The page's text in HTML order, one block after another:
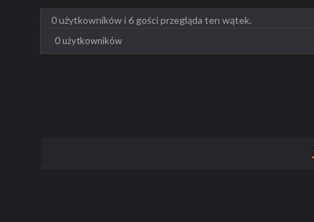
0 użytkowników i 6 gości przegląda ten wątek.
0 użytkowników